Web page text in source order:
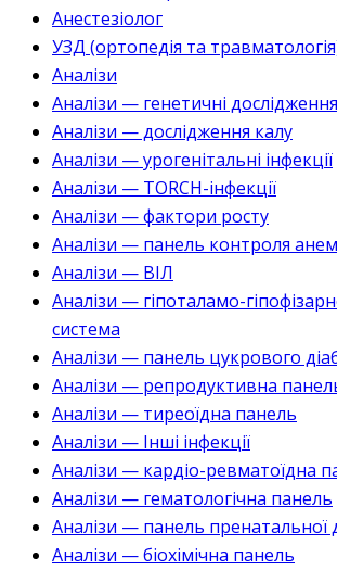
Анестезіолог
УЗД (ортопедія та
Аналізи
Аналізи — генетичні дослідження
Аналізи — дослідження калу
Аналізи — урогенітальні інфекції
Аналізи — TORCH-інфекції
Аналізи — фактори росту
Аналізи — панель контроля
Аналізи — ВІЛ
Аналізи — гіпоталамо-
система
Аналізи — панель цукрового
Аналізи — репродуктивна
Аналізи — тиреоїдна панель
Аналізи — Інші інфекції
Аналізи — кардіо-ревматоїдна
Аналізи — гематологічна панель
Аналізи — панель пренатальної
Аналізи — біохімічна панель